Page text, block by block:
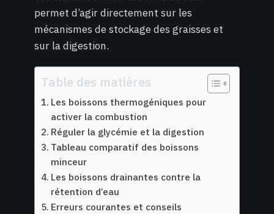
permet d’agir directement sur les
mécanismes de stockage des graisses et
sur la digestion.
Table des matières
Les boissons thermogéniques pour
activer la combustion
Réguler la glycémie et la digestion
Tableau comparatif des boissons
minceur
Les boissons drainantes contre la
rétention d’eau
Erreurs courantes et conseils